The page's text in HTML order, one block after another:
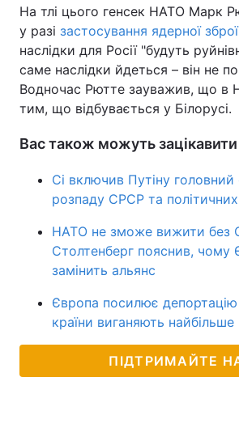
На тлі цього генсек НАТО Марк
у разі застосування ядерної
наслідки для Росії "будуть
саме наслідки йдеться – він не
Водночас Рютте зауважив, що в
тим, що відбувається у Білорусі.
Вас також можуть
Сі включив Путіну головний
розпаду СРСР та
НАТО не зможе вижити без
Столтенберг пояснив, чому
замінить альянс
Європа посилює депортацію
країни виганяють найбільше
ПІДТРИМАЙТЕ